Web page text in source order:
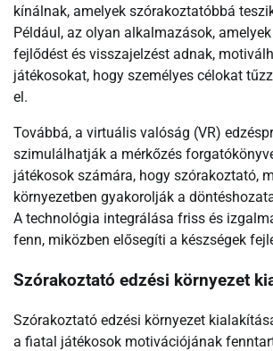
kínálnak, amelyek szórakoztatóbbá
Például, az olyan alkalmazások,
fejlődést és visszajelzést adnak,
játékosokat, hogy személyes célokat
el.
Továbbá, a virtuális valóság (VR)
szimulálhatják a mérkőzés
játékosok számára, hogy szórakoztató,
környezetben gyakorolják a
A technológia integrálása friss és
fenn, miközben elősegíti a készségek
Szórakoztató edzési környezet
Szórakoztató edzési környezet
a fiatal játékosok motivációjának